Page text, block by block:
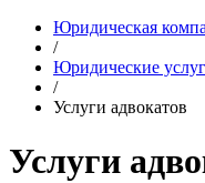
Юридическая
/
Юридические
/
Услуги адвокатов
Услуги